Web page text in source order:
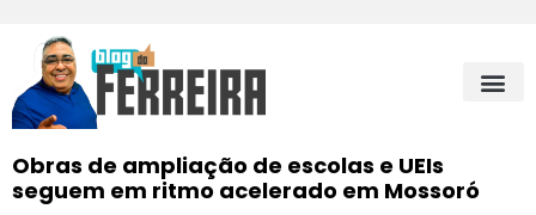
Obras de ampliação de escolas e UEIs
seguem em ritmo acelerado em Mossoró